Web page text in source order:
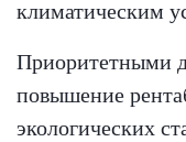
климатическим
Приоритетными
повышение
экологических